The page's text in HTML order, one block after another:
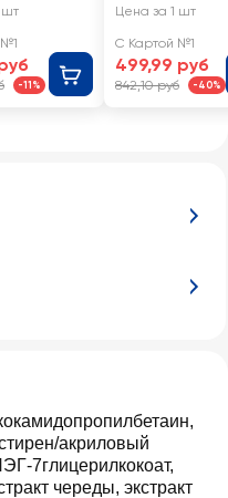
акриловый
7глицерилкокоат,
череды, экстракт
шт
-11%
SYNERGETIC
Цена за 1 шт
С Картой №1
499,99 руб
842,10 руб -40%